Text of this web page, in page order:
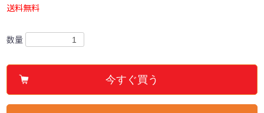
送料無料
数量
今すぐ買う